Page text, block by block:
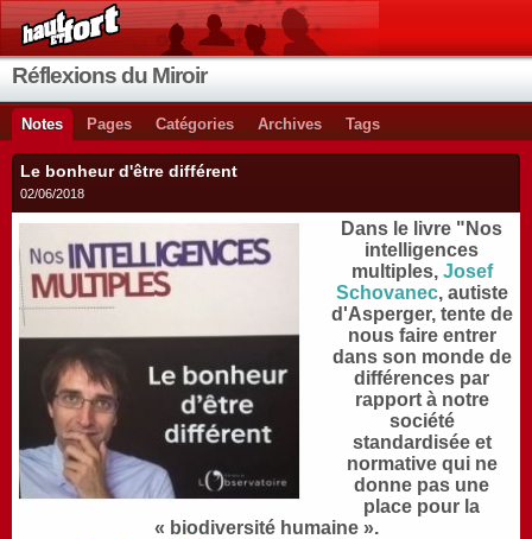
Réflexions du Miroir
Notes Pages Catégories Archives Tags
Le bonheur d'être différent
02/06/2018
Dans le livre "Nos
intelligences
multiples, Josef
Schovanec, autiste
d'Asperger, tente de
nous faire entrer
dans son monde de
différences par
rapport à notre
société
standardisée et
normative qui ne
donne pas une
place pour la
« biodiversité humaine ».